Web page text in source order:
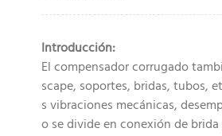
Introducción:
El compensador corrugado
scape, soportes, bridas, tubos,
s vibraciones mecánicas,
o se divide en conexión de